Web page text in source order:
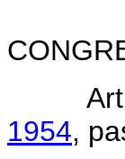
1954,